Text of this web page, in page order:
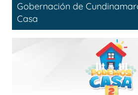
Gobernación de
Casa